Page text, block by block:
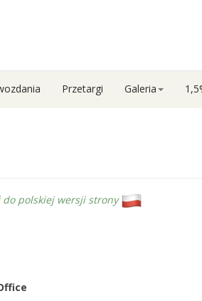
Przetargi Galeria
polskiej wersji strony